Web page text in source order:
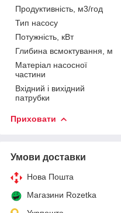
Продуктивність, м3/год
Тип насосу
Потужність, кВт
Глибина всмоктування, м
Матеріал насосної
частини
Вхідний і вихідний
патрубки
Приховати
Умови доставки
Нова Пошта
Магазини Rozetka